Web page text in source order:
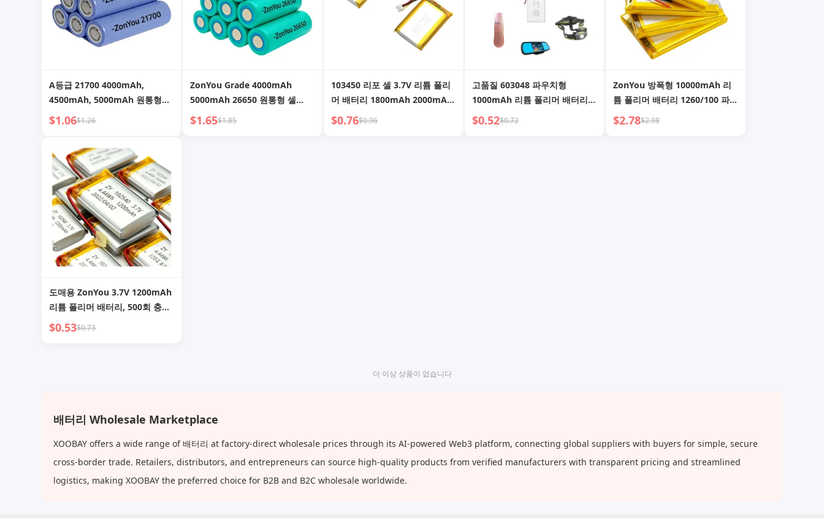
A등급 21700 4000mAh,
4500mAh, 5000mAh 원통형
NCM 리튬 이온 배터리 (500회
충방전 수명) - 태양광 가로등용
$1.06$1.26
ZonYou Grade 4000mAh
5000mAh 26650 원통형 셀
3.7V 리튬 이온 배터리 (충전식
파워 뱅크용, 500회 충방전 사이
$1.65$1.85
103450 리포 셀 3.7V 리튬 폴리
머 배터리 1800mAh 2000mAh
(소비자 전자제품, 전동 공구, 장
난감용, 긴 수명)
$0.76$0.96
고품질 603048 파우치형
1000mAh 리튬 폴리머 배터리
3.7V (소비자 전자제품, 휴대용
선풍기 등 충전식)
$0.52$0.72
ZonYou 방폭형 10000mAh 리
튬 폴리머 배터리 1260/100 파우
치형 (장난감, 가전제품, 전동공
구, 선풍기용)
$2.78$2.98
도매용 ZonYou 3.7V 1200mAh
리튬 폴리머 배터리, 500회 충방
전 수명, 모델 102540 (소비자 가
전, 전동 공구, 선풍기용)
$0.53$0.73
더 이상 상품이 없습니다
배터리 Wholesale Marketplace
XOOBAY offers a wide range of 배터리 at factory-direct wholesale prices through its AI-powered Web3 platform, connecting global suppliers with buyers for simple, secure
cross-border trade. Retailers, distributors, and entrepreneurs can source high-quality products from verified manufacturers with transparent pricing and streamlined
logistics, making XOOBAY the preferred choice for B2B and B2C wholesale worldwide.